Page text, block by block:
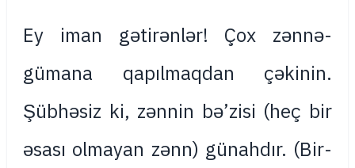
Ey iman gətirənlər! Çox zənnə-
gümana qapılmaqdan çəkinin.
Şübhəsiz ki, zənnin bə’zisi (heç bir
əsası olmayan zənn) günahdır. (Bir-